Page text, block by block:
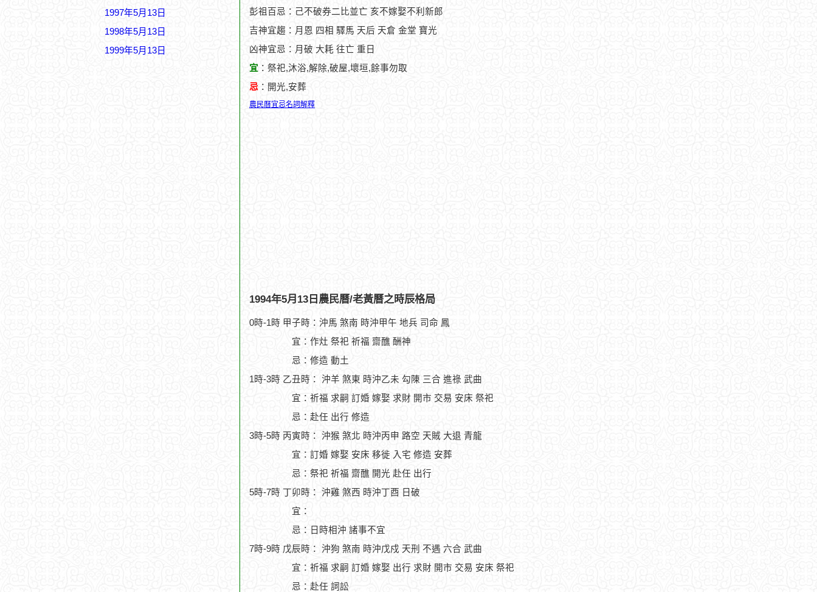
1997年5月13日
1998年5月13日
1999年5月13日
彭祖百忌：己不破券二比並亡 亥不嫁娶不利新郎
吉神宜趨：月恩 四相 驛馬 天后 天倉 金堂 寶光
凶神宜忌：月破 大耗 往亡 重日
宜 ：祭祀,沐浴,解除,破屋,壞垣,餘事勿取
忌 ：開光,安葬
農民曆宜忌名詞解釋
1994年5月13日農民曆/老黃曆之時辰格局
0時-1時 甲子時：沖馬 煞南 時沖甲午 地兵 司命 鳳
宜：作灶 祭祀 祈福 齋醮 酬神
忌：修造 動土
1時-3時 乙丑時： 沖羊 煞東 時沖乙未 勾陳 三合 進祿 武曲
宜：祈福 求嗣 訂婚 嫁娶 求財 開市 交易 安床 祭祀
忌：赴任 出行 修造
3時-5時 丙寅時： 沖猴 煞北 時沖丙申 路空 天賊 大退 青龍
宜：訂婚 嫁娶 安床 移徙 入宅 修造 安葬
忌：祭祀 祈福 齋醮 開光 赴任 出行
5時-7時 丁卯時： 沖雞 煞西 時沖丁酉 日破
宜：
忌：日時相沖 諸事不宜
7時-9時 戊辰時： 沖狗 煞南 時沖戊戍 天刑 不遇 六合 武曲
宜：祈福 求嗣 訂婚 嫁娶 出行 求財 開市 交易 安床 祭祀
忌：赴任 詞訟